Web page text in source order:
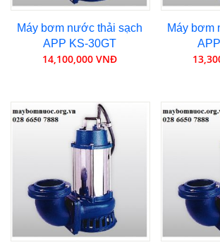
Máy bơm nước thải sạch
APP KS-30GT
14,100,000 VNĐ
Máy bơm